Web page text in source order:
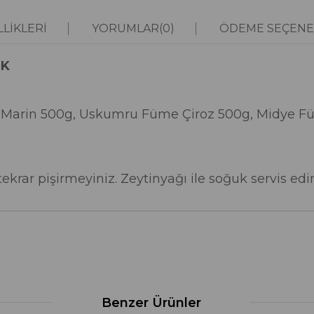
YORUMLAR(0) ÖDEME
500g, Uskumru Füme Çiroz 500g, Midye
pişirmeyiniz. Zeytinyağı ile soğuk servis
Benzer Ürünler